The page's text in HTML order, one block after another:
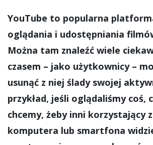
YouTube to popularna
oglądania i udostępniania
Można tam znaleźć wiele
czasem – jako użytkownicy –
usunąć z niej ślady swojej
przykład, jeśli oglądaliśmy coś,
chcemy, żeby inni korzystający
komputera lub smartfona